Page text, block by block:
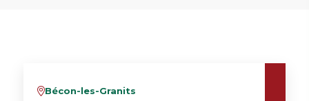
vBécon-les-Granits